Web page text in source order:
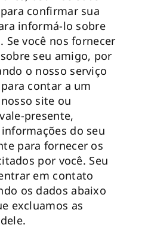
confirmar sua
informá-lo sobre
Se você nos fornecer
seu amigo, por
o nosso serviço
contar a um
site ou
presente,
do seu
para fornecer os
por você. Seu
em contato
os dados abaixo
excluamos as